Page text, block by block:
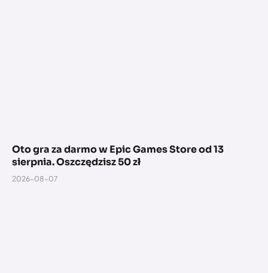
Oto gra za darmo w Epic Games Store od 13
sierpnia. Oszczędzisz 50 zł
2026-08-07